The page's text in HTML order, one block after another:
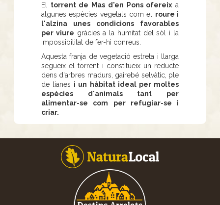
El torrent de Mas d'en Pons ofereix a
algunes espècies vegetals com el roure i
l'alzina unes condicions favorables
per viure gràcies a la humitat del sòl i la
impossibilitat de fer-hi conreus.
Aquesta franja de vegetació estreta i llarga
segueix el torrent i constitueix un reducte
dens d'arbres madurs, gairebé selvàtic, ple
de lianes i un hàbitat ideal per moltes
espècies d'animals tant per
alimentar-se com per refugiar-se i
criar.